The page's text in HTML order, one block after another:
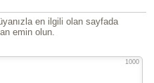
en ilgili olan sayfada
emin olun.
1000